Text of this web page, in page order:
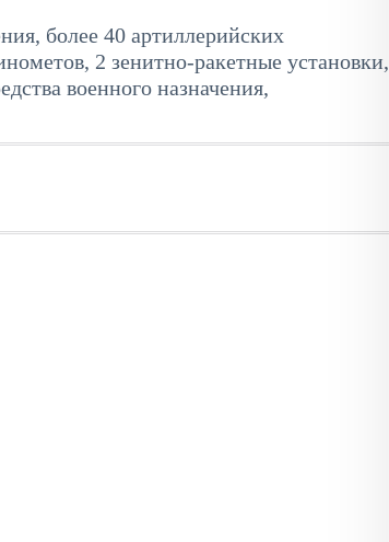
более 40 артиллерийских
2 зенитно-ракетные установки,
военного назначения,